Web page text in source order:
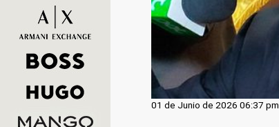
01 de Junio de 2026 06:37 pm